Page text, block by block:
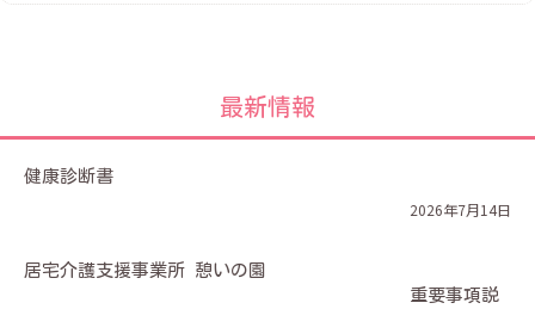
最新情報
健康診断書
2026年7月14日
居宅介護支援事業所 憩いの園
重要事項説